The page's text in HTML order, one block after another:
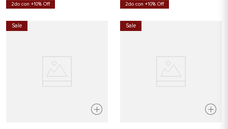
2do con +10% Off 2do con +10% Off
Sale Sale